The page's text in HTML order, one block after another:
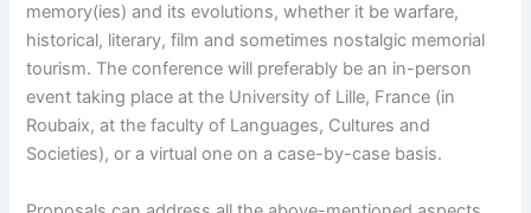
memory(ies) and its evolutions, whether it be warfare,
historical, literary, film and sometimes nostalgic memorial
tourism. The conference will preferably be an in-person
event taking place at the University of Lille, France (in
Roubaix, at the faculty of Languages, Cultures and
Societies), or a virtual one on a case-by-case basis.